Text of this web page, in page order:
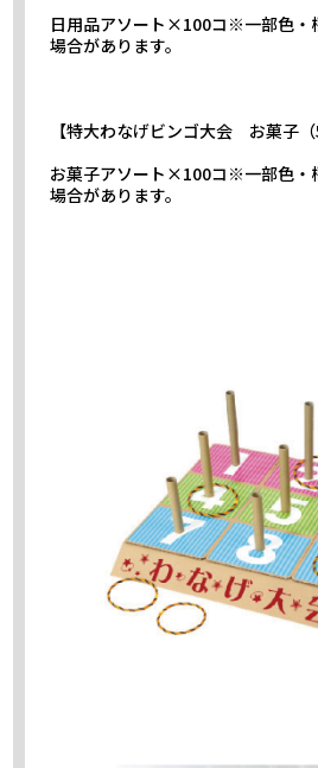
日用品アソート×100コ※一部色・
場合があります。
【特大わなげビンゴ大会 お菓子（
お菓子アソート×100コ※一部色・
場合があります。